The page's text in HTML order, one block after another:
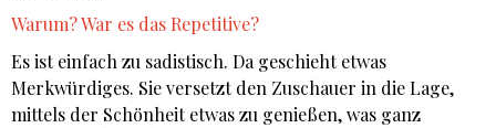
Warum? War es das Repetitive?
Es ist einfach zu sadistisch. Da geschieht etwas
Merkwürdiges. Sie versetzt den Zuschauer in die Lage,
mittels der Schönheit etwas zu genießen, was ganz